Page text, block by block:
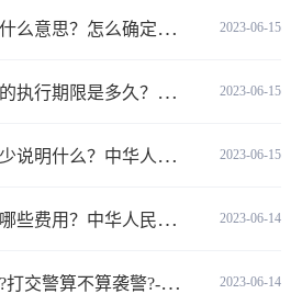
2023-06-15
么确定土地拍卖价底价？ 短讯
2023-06-15
仲裁法第六十二条的内容是什么？
2023-06-15
民共和国公司法第二十六条是什么？
2023-06-14
法实施细则第九十三条内容是什么？_世界讯息
2023-06-14
算不算袭警?-环球观焦点